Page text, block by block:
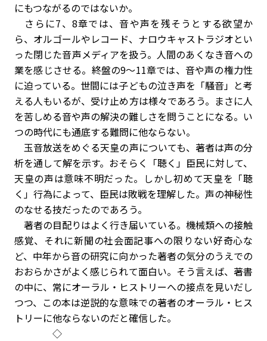
にもつながるのではないか。
さらに7、8章では、音や声を残そうとする欲望か
ら、オルゴールやレコード、ナロウキャストラジオとい
った閉じた音声メディアを扱う。人間のあくなき音への
業を感じさせる。終盤の9～11章では、音や声の権力性
に迫っている。世間には子どもの泣き声を「騒音」と考
える人もいるが、受け止め方は様々であろう。まさに人
を苦しめる音や声の解決の難しさを問うことになる。い
つの時代にも通底する難問に他ならない。
玉音放送をめぐる天皇の声についても、著者は声の分
析を通して解を示す。おそらく「聴く」臣民に対して、
天皇の声は意味不明だった。しかし初めて天皇を「聴
く」行為によって、臣民は敗戦を理解した。声の神秘性
のなせる技だったのであろう。
著者の目配りはよく行き届いている。機械類への接触
感覚、それに新聞の社会面記事への限りない好奇心な
ど、中年から音の研究に向かった著者の気分のうえでの
おおらかさがよく感じられて面白い。そう言えば、著書
の中に、常にオーラル・ヒストリーへの接点を見いだし
つつ、この本は逆説的な意味での著者のオーラル・ヒス
トリーに他ならないのだと確信した。
◇